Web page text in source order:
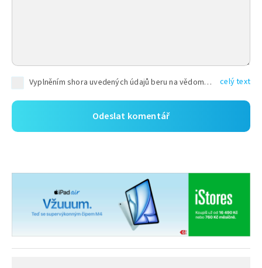
Vyplněním shora uvedených údajů beru na vědomí, že společnost TEXT FACTORY s.r.o., sídlem Brno, Durďákova 336/29, Černá Pole, PSČ: 613 00, IČ: 06157831, zapsané u Krajského soudu v Brně, oddíl C, vložka 100399, bude zpracovávat mé osobní údaje uvedené v rámci mnou vyplněného registračního formuláře na základě oprávněných zájmů TEXT FACTORY s.r.o. dle čl. 6 odst. 1 písm. f) GDPR a pro splnění právních povinností (čl. 6 odst. 1 písm. c) GDPR), a to pro tyto účely: nezbytnost zajistit oprávnění návštěvníka webových stránek provozovaných společností TEXT FACTORY s.r.o. přispívat aktivně ke zveřejněným článkům nebo v rámci diskusních fór a výkon práv TEXT FACTORY s.r.o. jako administrátora těchto diskusních fór. Více informací o zpracování osobních údajů a právech lze nalézt v celý text